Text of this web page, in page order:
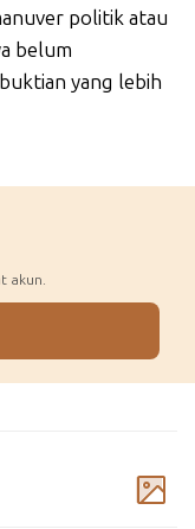
politik atau
belum
yang lebih
akun.